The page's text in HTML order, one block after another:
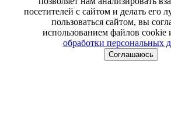
посетителей с сайтом и делать его
пользоваться сайтом, вы
использованием файлов cookie
обработки персональных
Соглашаюсь